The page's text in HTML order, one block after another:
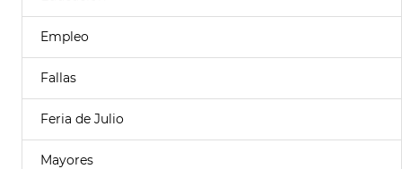
Empleo
Fallas
Feria de Julio
Mayores